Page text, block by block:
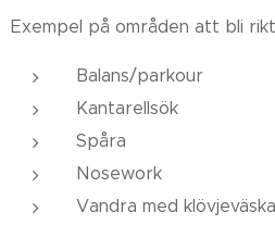
Exempel på områden att bli
Balans/parkour
Kantarellsök
Spåra
Nosework
Vandra med klövjeväska